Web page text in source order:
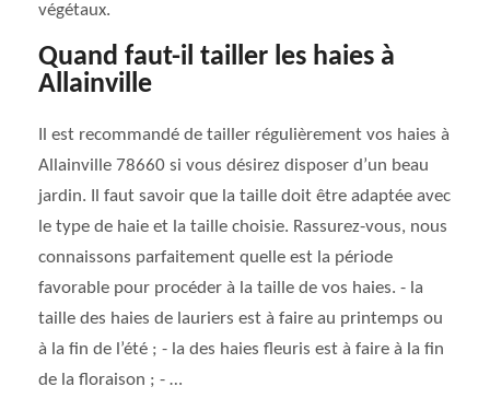
végétaux.
Quand faut-il tailler les haies à
Allainville
Il est recommandé de tailler régulièrement vos haies à
Allainville 78660 si vous désirez disposer d’un beau
jardin. Il faut savoir que la taille doit être adaptée avec
le type de haie et la taille choisie. Rassurez-vous, nous
connaissons parfaitement quelle est la période
favorable pour procéder à la taille de vos haies. - la
taille des haies de lauriers est à faire au printemps ou
à la fin de l’été ; - la des haies fleuris est à faire à la fin
de la floraison ; - …